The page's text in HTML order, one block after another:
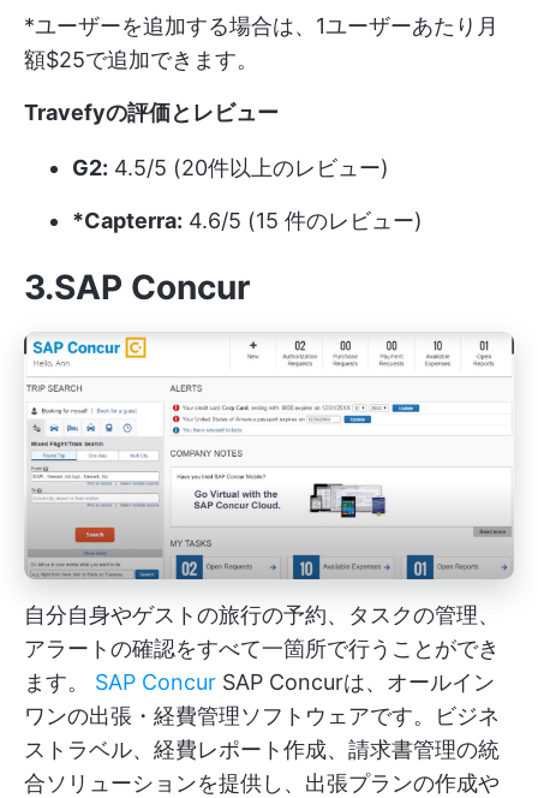
*ユーザーを追加する場合は、1ユーザーあたり月
額$25で追加できます。
Travefyの評価とレビュー
G2: 4.5/5 (20件以上のレビュー)
*Capterra: 4.6/5 (15 件のレビュー)
3.SAP Concur
自分自身やゲストの旅行の予約、タスクの管理、
アラートの確認をすべて一箇所で行うことができ
ます。 SAP Concur SAP Concurは、オールイン
ワンの出張・経費管理ソフトウェアです。ビジネ
ストラベル、経費レポート作成、請求書管理の統
合ソリューションを提供し、出張プランの作成や